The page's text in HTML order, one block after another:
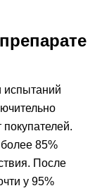
испытаний
85%
После
у 95%